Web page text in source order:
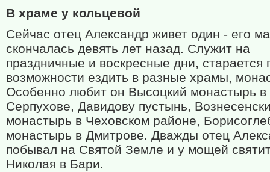
В храме у кольцевой
Сейчас отец Александр живет один - его
скончалась девять лет назад. Служит на
праздничные и воскресные дни, старается
возможности ездить в разные храмы,
Особенно любит он Высоцкий монастырь в
Серпухове, Давидову пустынь,
монастырь в Чеховском районе,
монастырь в Дмитрове. Дважды отец
побывал на Святой Земле и у мощей
Николая в Бари.